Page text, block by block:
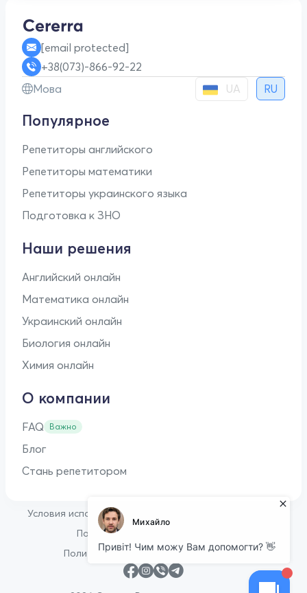
[email protected]
+38(073)-866-92-22
Мова
UA RU
Популярное
Репетиторы английского
Репетиторы математики
Репетиторы украинского языка
Подготовка к ЗНО
Наши решения
Английский онлайн
Математика онлайн
Украинский онлайн
Биология онлайн
Химия онлайн
О компании
FAQ Важно
Блог
Стань репетитором
Условия использования
Политика конфиденциальности
Политика в отношении файлов cookie